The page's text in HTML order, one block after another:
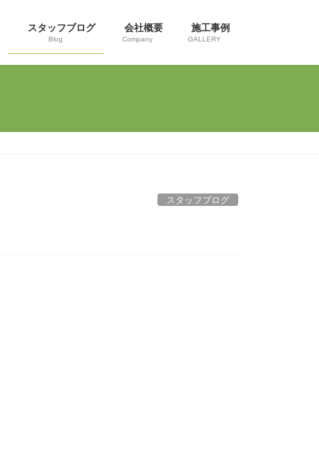
スタッフブログ
Blog
会社概要
Company
施工事例
GALLERY
スタッフブログ